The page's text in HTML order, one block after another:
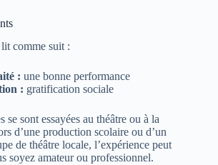
comme suit :
: une bonne performance
: gratification sociale
se sont essayées au théâtre ou à la
d’une production scolaire ou d’un
de théâtre locale, l’expérience peut
soyez amateur ou professionnel.